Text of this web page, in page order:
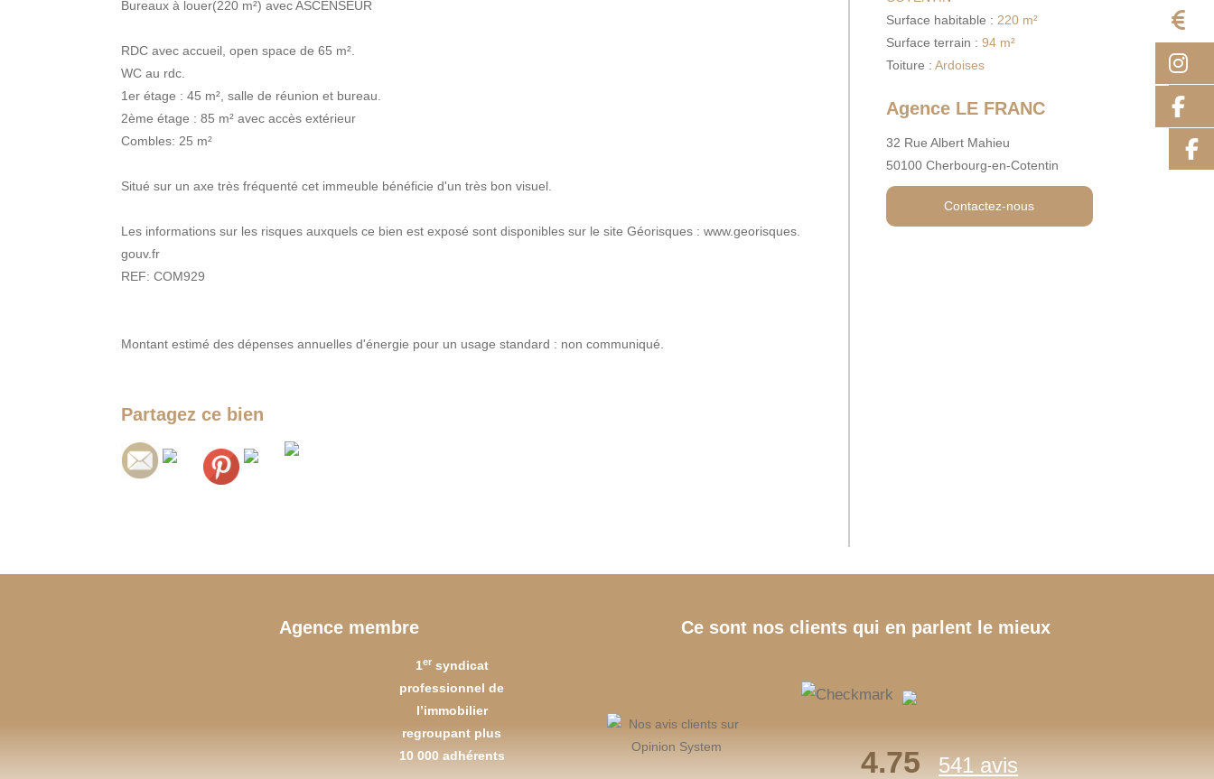
Bureaux à louer(220 m²) avec ASCENSEUR
RDC avec accueil, open space de 65 m².
WC au rdc.
1er étage : 45 m², salle de réunion et bureau.
2ème étage : 85 m² avec accès extérieur
Combles: 25 m²
Situé sur un axe très fréquenté cet immeuble bénéficie d'un très bon visuel.
Les informations sur les risques auxquels ce bien est exposé sont disponibles sur le site Géorisques : www.georisques.
gouv.fr
REF: COM929
Montant estimé des dépenses annuelles d'énergie pour un usage standard : non communiqué.
Partagez ce bien
Surface habitable : 220 m²
Surface terrain : 94 m²
Toiture : Ardoises
Agence LE FRANC
32 Rue Albert Mahieu
50100 Cherbourg-en-Cotentin
Contactez-nous
Agence membre
1ersyndicat
professionnel de
l’immobilier
regroupant plus
10 000 adhérents
Ce sont nos clients qui en parlent le mieux
4.75 541 avis